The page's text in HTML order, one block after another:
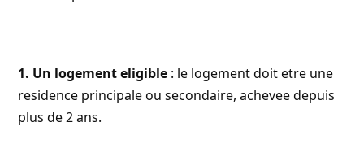
1. Un logement eligible : le logement doit etre une
residence principale ou secondaire, achevee depuis
plus de 2 ans.